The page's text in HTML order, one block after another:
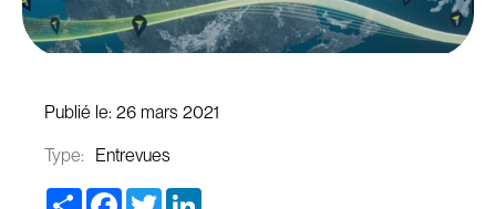
Publié le: 26 mars 2021
Type:
Entrevues
Share Facebook
Twitter